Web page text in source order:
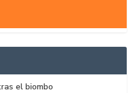
el biombo